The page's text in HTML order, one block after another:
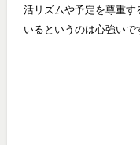
活リズムや予定を尊重
いるというのは心強いで